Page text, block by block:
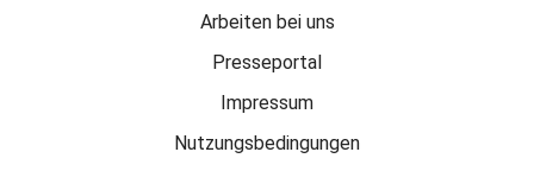
Arbeiten bei uns
Presseportal
Impressum
Nutzungsbedingungen